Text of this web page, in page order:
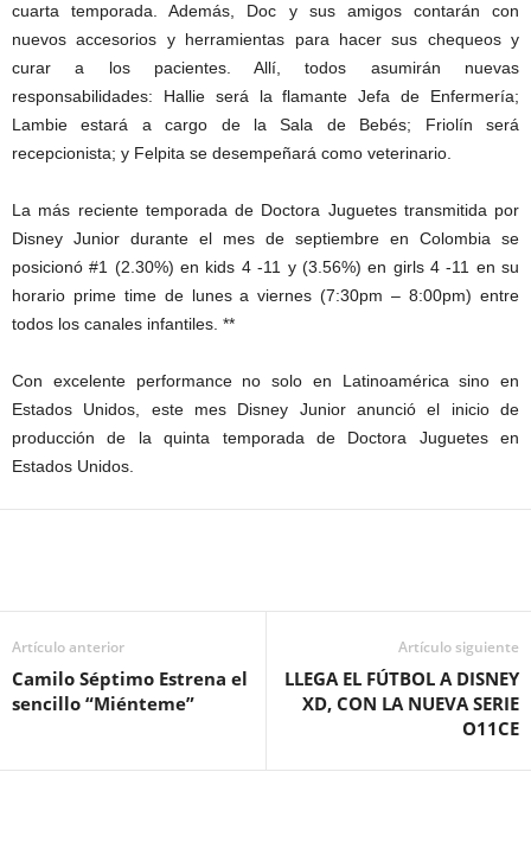
cuarta temporada. Además, Doc y sus amigos contarán con
nuevos accesorios y herramientas para hacer sus chequeos y
curar a los pacientes. Allí, todos asumirán nuevas
responsabilidades: Hallie será la flamante Jefa de Enfermería;
Lambie estará a cargo de la Sala de Bebés; Friolín será
recepcionista; y Felpita se desempeñará como veterinario.
La más reciente temporada de Doctora Juguetes transmitida por
Disney Junior durante el mes de septiembre en Colombia se
posicionó #1 (2.30%) en kids 4 -11 y (3.56%) en girls 4 -11 en su
horario prime time de lunes a viernes (7:30pm – 8:00pm) entre
todos los canales infantiles. **
Con excelente performance no solo en Latinoamérica sino en
Estados Unidos, este mes Disney Junior anunció el inicio de
producción de la quinta temporada de Doctora Juguetes en
Estados Unidos.
Artículo anterior
Camilo Séptimo Estrena el
sencillo “Miénteme”
Artículo siguiente
LLEGA EL FÚTBOL A DISNEY
XD, CON LA NUEVA SERIE
O11CE